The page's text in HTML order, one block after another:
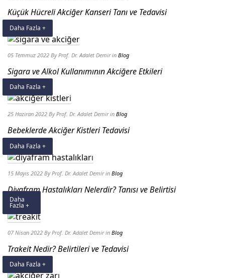
Küçük Hücreli Akciğer Kanseri Tanı ve Tedavisi
Daha Fazla +
05 Temmuz 2022 By Prof. Dr. Adalet Demir in Blog
Sigara ve Alkol Kullanımının Akciğere Etkileri
Daha Fazla +
25 Haziran 2022 By Prof. Dr. Adalet Demir in Blog
Bebeklerde Akciğer Kistleri Tedavisi
Daha Fazla +
15 Mayıs 2022 By Prof. Dr. Adalet Demir in Blog
Diyafram Hastalıkları Nelerdir? Tanısı ve Belirtisi
Daha
Fazla +
07 Nisan 2022 By Prof. Dr. Adalet Demir in Blog
Trakeit Nedir? Belirtileri ve Tedavisi
Daha Fazla +